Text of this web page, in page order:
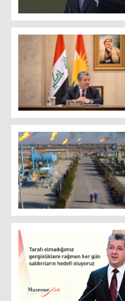
Alparslan Bayraktar
Başbakan:
SOMO: Irak'ın